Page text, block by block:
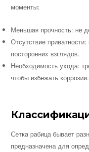
моменты:
Меньшая прочность: не
Отсутствие
посторонних взглядов.
Необходимость ухода:
чтобы избежать коррозии.
Сетка рабица бывает
предназначена для